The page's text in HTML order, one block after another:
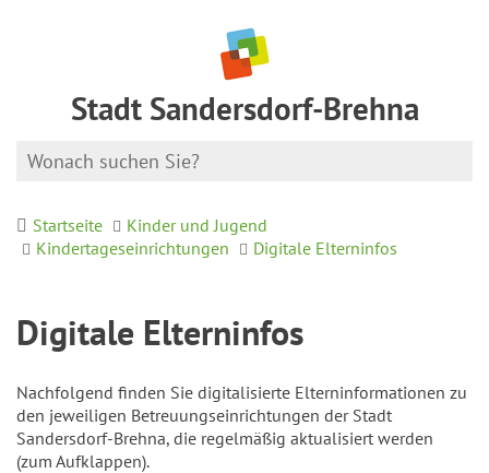
Stadt Sandersdorf-Brehna
Startseite
Kinder und Jugend
Kindertageseinrichtungen
Digitale Elterninfos
Digitale Elterninfos
Nachfolgend finden Sie digitalisierte Elterninformationen zu
den jeweiligen Betreuungseinrichtungen der Stadt
Sandersdorf-Brehna, die regelmäßig aktualisiert werden
(zum Aufklappen).